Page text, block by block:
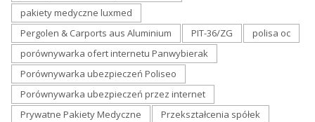
pakiety medyczne luxmed
Pergolen & Carports aus Aluminium
PIT-36/ZG
polisa oc
porównywarka ofert internetu Panwybierak
Porównywarka ubezpieczeń Poliseo
Porównywarka ubezpieczeń przez internet
Prywatne Pakiety Medyczne
Przekształcenia spółek